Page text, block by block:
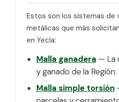
Estos son los sistemas de
metálicas que más
en Yecla:
Malla ganadera — La
y ganado de la Región.
Malla simple torsión